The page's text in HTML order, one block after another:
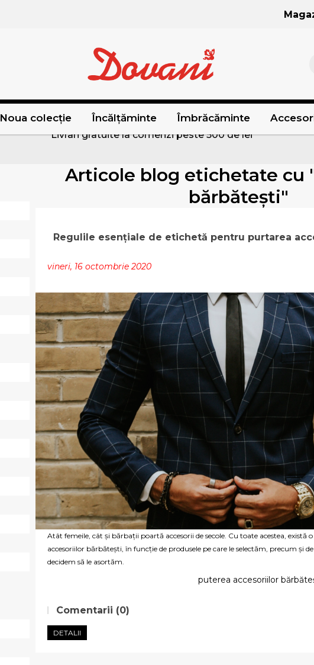
Noua colecție Încălțăminte Îmbrăcăminte
Livrari gratuite la comenzi peste 500 de lei
Articole blog etichetate cu
bărbătești"
Regulile esențiale de etichetă pentru purtarea
vineri, 16 octombrie 2020
Atât femeile, cât și bărbații poartă accesorii de secole. Cu toate acestea, există
accesoriilor bărbătești, în funcție de produsele pe care le selectăm, precum și
decidem să le asortăm.
puterea accesoriilor
Comentarii (0)
DETALII